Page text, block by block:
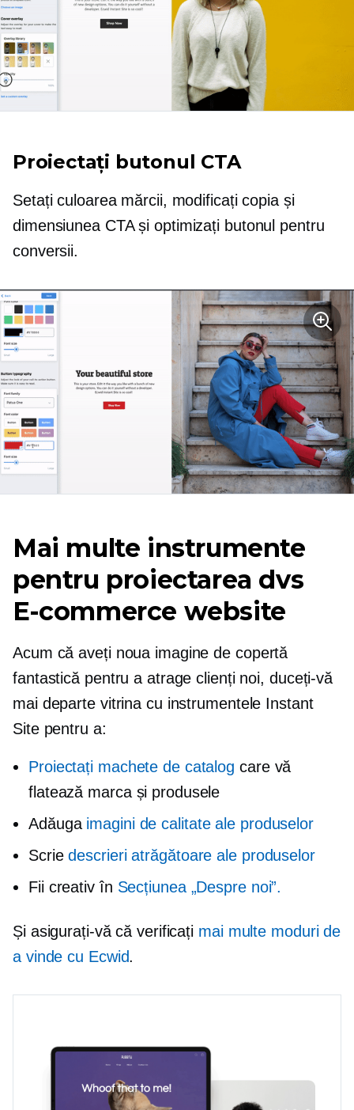
Proiectați butonul CTA
Setați culoarea mărcii, modificați copia și
dimensiunea CTA și optimizați butonul pentru
conversii.
Mai multe instrumente
pentru proiectarea dvs
E-commerce website
Acum că aveți noua imagine de copertă
fantastică pentru a atrage clienți noi, duceți-vă
mai departe vitrina cu instrumentele Instant
Site pentru a:
Proiectați machete de catalog care vă
flatează marca și produsele
Adăuga imagini de calitate ale produselor
Scriedescrieri atrăgătoare ale produselor
Fii creativ în Secțiunea „Despre noi”.
Și asigurați-vă că verificați mai multe moduri de
a vinde cu Ecwid.